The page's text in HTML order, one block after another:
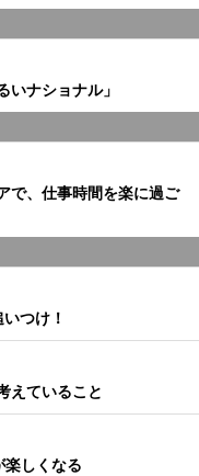
いナショナル」
で、仕事時間を楽に過ご
つけ！
えていること
しくなる